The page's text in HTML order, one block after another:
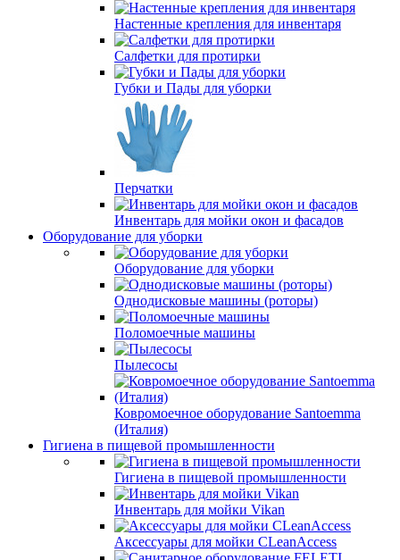
Настенные крепления для инвентаря
Салфетки для протирки
Губки и Пады для уборки
Перчатки
Инвентарь для мойки окон и фасадов
Оборудование для уборки
Оборудование для уборки
Однодисковые машины (роторы)
Поломоечные машины
Пылесосы
Ковромоечное оборудование Santoemma
(Италия)
Гигиена в пищевой промышленности
Гигиена в пищевой промышленности
Инвентарь для мойки Vikan
Аксессуары для мойки CLeanAccess